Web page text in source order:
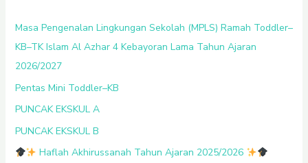
t
u
k
Masa Pengenalan Lingkungan Sekolah (MPLS) Ramah Toddler–
KB–TK Islam Al Azhar 4 Kebayoran Lama Tahun Ajaran
2026/2027
Pentas Mini Toddler–KB
PUNCAK EKSKUL A
PUNCAK EKSKUL B
Haflah Akhirussanah Tahun Ajaran 2025/2026